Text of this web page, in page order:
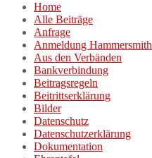
Home
Alle Beiträge
Anfrage
Anmeldung Hammersmith
Aus den Verbänden
Bankverbindung
Beitragsregeln
Beitrittserklärung
Bilder
Datenschutz
Datenschutzerklärung
Dokumentation